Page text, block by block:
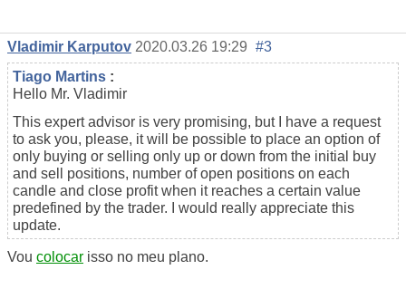
Vladimir Karputov 2020.03.26 19:29 #3
Tiago Martins :
Hello Mr. Vladimir
This expert advisor is very promising, but I have a request
to ask you, please, it will be possible to place an option of
only buying or selling only up or down from the initial buy
and sell positions, number of open positions on each
candle and close profit when it reaches a certain value
predefined by the trader. I would really appreciate this
update.
Vou colocar isso no meu plano.